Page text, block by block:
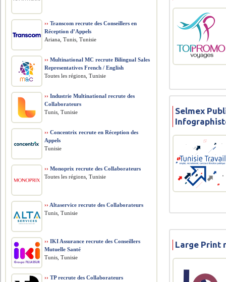
Selmex
Large Print
›› Transcom recrute des Conseillers en
Réception d’Appels
Ariana, Tunis, Tunisie
›› Multinational MC recrute Bilingual Sales
Representatives French / English
Toutes les régions, Tunisie
›› Industrie Multinational recrute des
Collaborateurs
Tunis, Tunisie
›› Concentrix recrute en Réception des
Appels
Tunisie
›› Monoprix recrute des Collaborateurs
Toutes les régions, Tunisie
›› Altaservice recrute des Collaborateurs
Tunis, Tunisie
›› IKI Assurance recrute des Conseillers
Mutuelle Santé
Tunis, Tunisie
›› TP recrute des Collaborateurs